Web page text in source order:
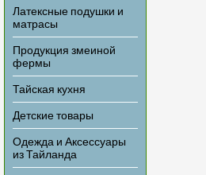
Латексные подушки и
матрасы
Продукция змеиной
фермы
Тайская кухня
Детские товары
Одежда и Аксессуары
из Тайланда